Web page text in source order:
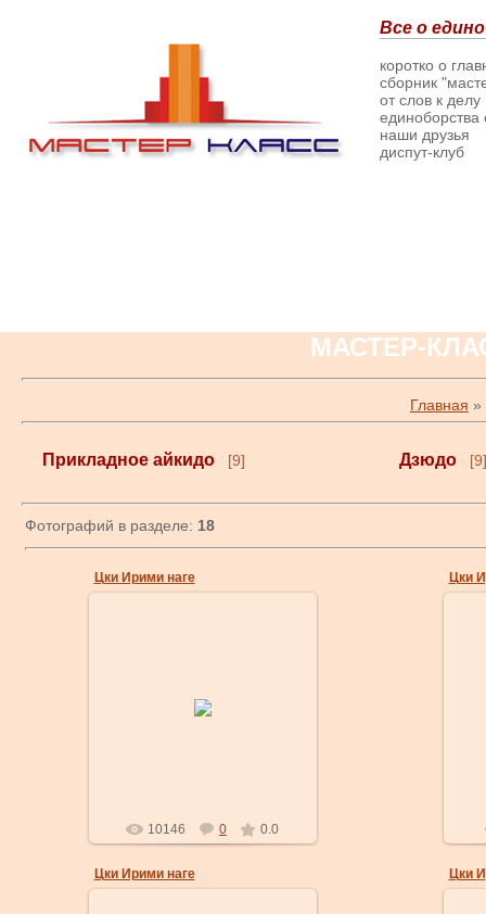
Все о
коротко о
сборник
от слов к делу
наши друзья
диспут-клуб
МАСТЕР-
Главная »
Прикладное айкидо [9] Дзюдо [9]
Фотографий в разделе: 18
Цки Ирими наге
Камае.
10146 0 0.0
Цки
Цки Ирими наге Цки